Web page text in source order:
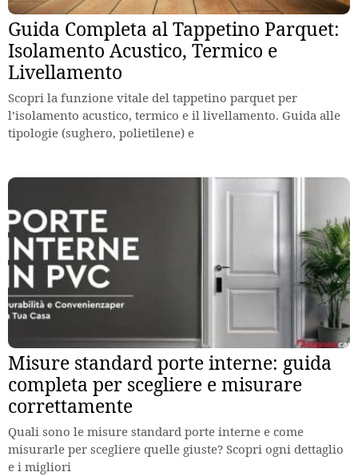
Guida Completa al Tappetino Parquet:
Isolamento Acustico, Termico e
Livellamento
Scopri la funzione vitale del tappetino parquet per
l’isolamento acustico, termico e il livellamento. Guida alle
tipologie (sughero, polietilene) e
Misure standard porte interne: guida
completa per scegliere e misurare
correttamente
Quali sono le misure standard porte interne e come
misurarle per scegliere quelle giuste? Scopri ogni dettaglio
e i migliori